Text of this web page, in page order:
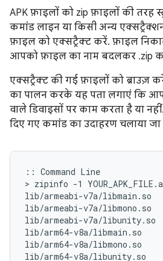
APK फ़ाइलों को zip फ़ाइलों की तरह
कमांड लाइन या किसी अन्य
फ़ाइल को एक्सट्रैक्ट करें. फ़ाइल
आपको फ़ाइल का नाम बदलकर .zip
एक्सट्रैक्ट की गई फ़ाइलों को ब्राउज़
का पालन करके यह पता लगाएं कि
वाले डिवाइसों पर काम करता है या
दिए गए कमांड का उदाहरण चलाया
:: Command Line
> zipinfo -1
lib/armeabi-v7a/libmain.so
lib/armeabi-v7a/libmono.so
lib/armeabi-v7a/libunity.so
lib/arm64-v8a/libmain.so
lib/arm64-v8a/libmono.so